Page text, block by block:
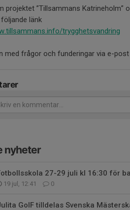
projektet ”Tillsammans Katrineholm”
länk
trygghetsvandring
med frågor och funderingar via e-
nyheter
27-29 juli kl 16:30 för
19 jul, 12:41 0
GoIF tilldelas Svenska